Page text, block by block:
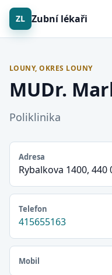
ZL Zubní lékaři
LOUNY, OKRES LOUNY
MUDr.
Poliklinika
Adresa
Rybalkova 1400, 440
Telefon
415655163
Mobil